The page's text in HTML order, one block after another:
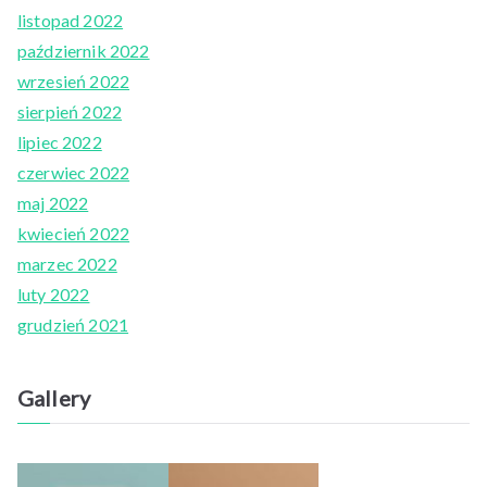
listopad 2022
październik 2022
wrzesień 2022
sierpień 2022
lipiec 2022
czerwiec 2022
maj 2022
kwiecień 2022
marzec 2022
luty 2022
grudzień 2021
Gallery